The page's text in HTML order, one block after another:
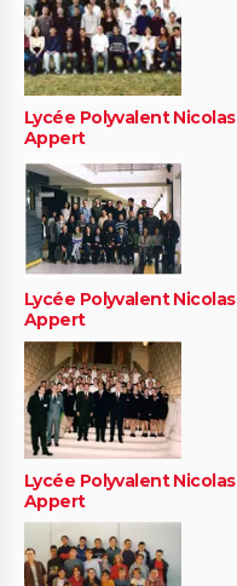
Lycée Polyvalent Nicolas
Appert
Lycée Polyvalent Nicolas
Appert
Lycée Polyvalent Nicolas
Appert